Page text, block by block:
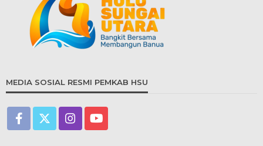
MEDIA SOSIAL RESMI PEMKAB HSU